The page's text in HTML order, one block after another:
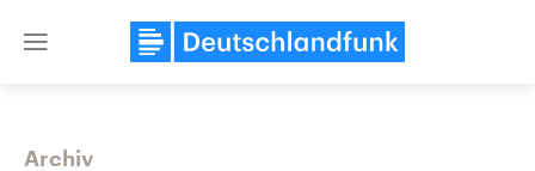
Close
Archiv